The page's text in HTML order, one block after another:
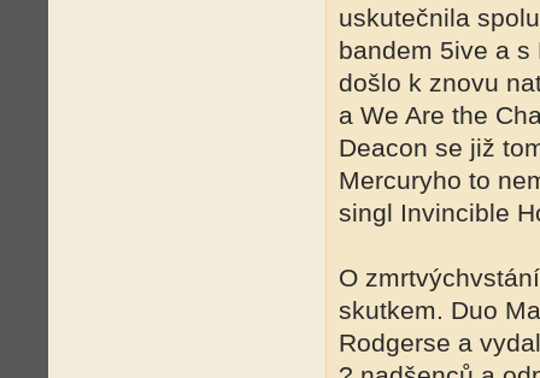
uskutečnila
bandem 5ive a
došlo k znovu
a We Are the
Deacon se již
Mercuryho to
singl Invincible
O
skutkem. Duo
Rodgerse a